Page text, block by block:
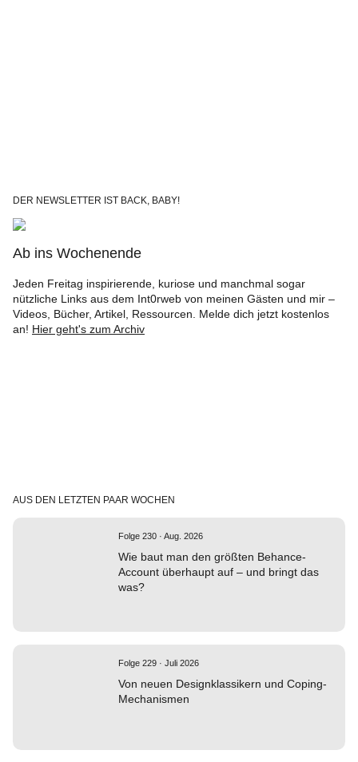
DER NEWSLETTER IST BACK, BABY!
Ab ins Wochenende
Jeden Freitag inspirierende, kuriose und manchmal sogar
nützliche Links aus dem Int0rweb von meinen Gästen und mir –
Videos, Bücher, Artikel, Ressourcen. Melde dich jetzt kostenlos
an! Hier geht's zum Archiv
AUS DEN LETZTEN PAAR WOCHEN
Folge 230 · Aug. 2026
Wie baut man den größten Behance-
Account überhaupt auf – und bringt das
was?
Folge 229 · Juli 2026
Von neuen Designklassikern und Coping-
Mechanismen